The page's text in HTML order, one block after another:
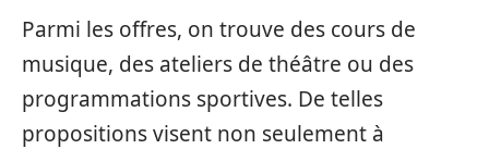
Parmi les offres, on trouve des cours de
musique, des ateliers de théâtre ou des
programmations sportives. De telles
propositions visent non seulement à